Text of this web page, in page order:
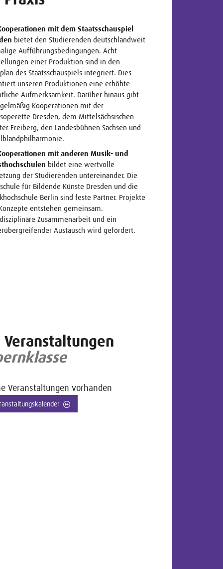
mit dem Staatsschauspiel
bietet den Studierenden deutschlandweit
Aufführungsbedingungen. Acht
einer Produktion sind in den
des Staatsschauspiels integriert. Dies
unseren Produktionen eine erhöhte
Aufmerksamkeit. Darüber hinaus gibt
Kooperationen mit der
Dresden, dem Mittelsächsischen
Freiberg, den Landesbühnen Sachsen und
mit anderen Musik- und
bildet eine wertvolle
der Studierenden untereinander. Die
für Bildende Künste Dresden und die
Berlin sind feste Partner. Projekte
entstehen gemeinsam.
Zusammenarbeit und ein
Austausch wird gefördert.
Veranstaltungen
Veranstaltungen vorhanden